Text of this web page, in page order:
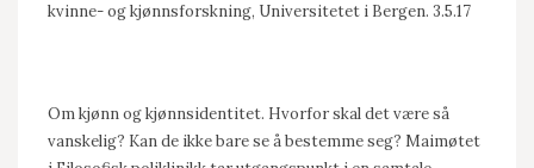
kvinne- og kjønnsforskning, Universitetet i Bergen. 3.5.17
Om kjønn og kjønnsidentitet. Hvorfor skal det være så
vanskelig? Kan de ikke bare se å bestemme seg? Maimøtet